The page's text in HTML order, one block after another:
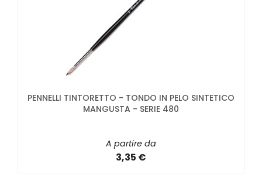
PENNELLI TINTORETTO - TONDO IN PELO SINTETICO
MANGUSTA - SERIE 480
A partire da
3,35 €